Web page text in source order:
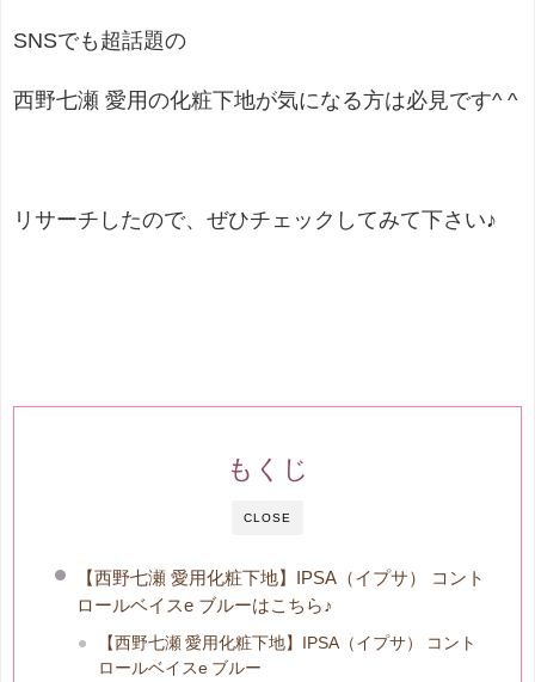
SNSでも超話題の
西野七瀬 愛用の化粧下地が気になる方は必見です^ ^
リサーチしたので、ぜひチェックしてみて下さい♪
CLOSE
もくじ
【西野七瀬 愛用化粧下地】IPSA（イプサ） コント
ロールベイスe ブルーはこちら♪
【西野七瀬 愛用化粧下地】IPSA（イプサ） コント
ロールベイスe ブルー